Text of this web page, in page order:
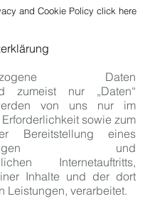
Daten
zumeist nur „Daten“
von uns nur im
sowie zum
Bereitstellung eines
und
Internetauftritts,
Inhalte und der dort
Leistungen, verarbeitet.
and Cookie Policy click here